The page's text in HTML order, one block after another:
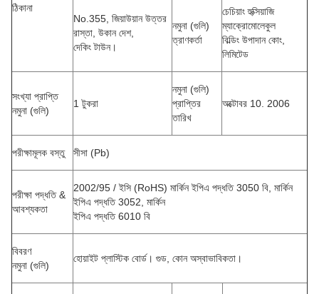
ঠিকানা
No.355, জিয়াউয়ান উত্তর
রাস্তা, উকান দেশ,
দেকিং টাউন।
নমুনা (গুলি)
ত্রাণকর্তা
চেচিয়াং হুক্সিয়াজি
ম্যাক্রোমোলেকুল
বিল্ডিং উপাদান কোং,
লিমিটেড
সংখ্যা প্রাপ্তি
নমুনা (গুলি)
1 টুকরা
নমুনা (গুলি)
প্রাপ্তির
তারিখ
অক্টোবর 10. 2006
পরীক্ষামূলক বস্তু সীসা (Pb)
পরীক্ষা পদ্ধতি &
আবশ্যকতা
2002/95 / ইসি (RoHS) মার্কিন ইপিএ পদ্ধতি 3050 বি, মার্কিন
ইপিএ পদ্ধতি 3052, মার্কিন
ইপিএ পদ্ধতি 6010 বি
বিবরণ
নমুনা (গুলি)
হোয়াইট প্লাস্টিক বোর্ড। গুড, কোন অস্বাভাবিকতা।